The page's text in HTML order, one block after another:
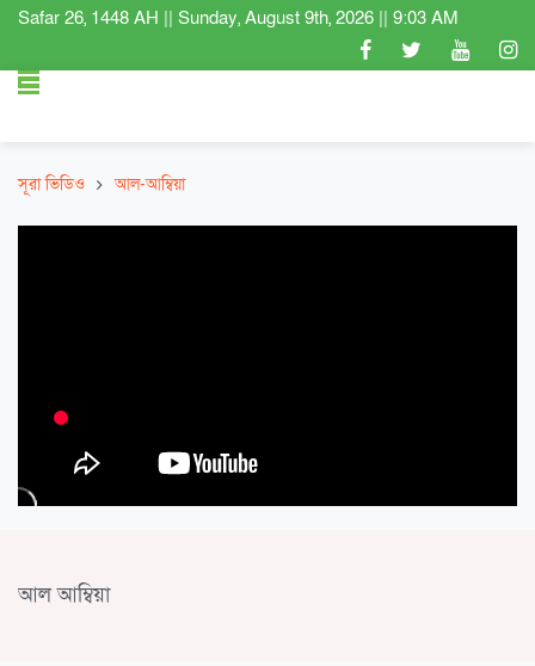
Safar 26, 1448 AH || Sunday, August 9th, 2026 || 9:03 AM
সূরা ভিডিও আল-আম্বিয়া
আল আম্বিয়া